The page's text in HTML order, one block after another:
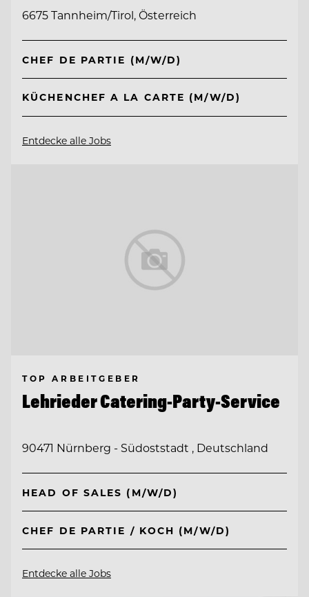
6675 Tannheim/Tirol, Österreich
CHEF DE PARTIE (M/W/D)
KÜCHENCHEF A LA CARTE (M/W/D)
Entdecke alle Jobs
TOP ARBEITGEBER
Lehrieder Catering-Party-Service
90471 Nürnberg - Südoststadt , Deutschland
HEAD OF SALES (M/W/D)
CHEF DE PARTIE / KOCH (M/W/D)
Entdecke alle Jobs